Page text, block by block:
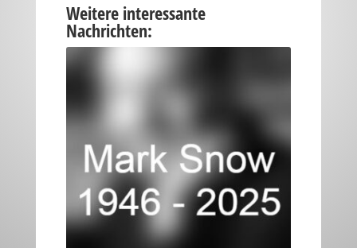
Weitere interessante
Nachrichten: